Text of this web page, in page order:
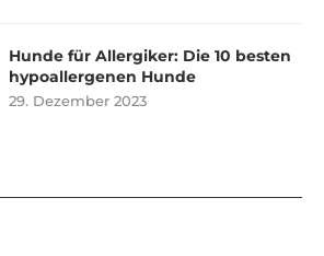
Hunde für Allergiker: Die 10 besten
hypoallergenen Hunde
29. Dezember 2023